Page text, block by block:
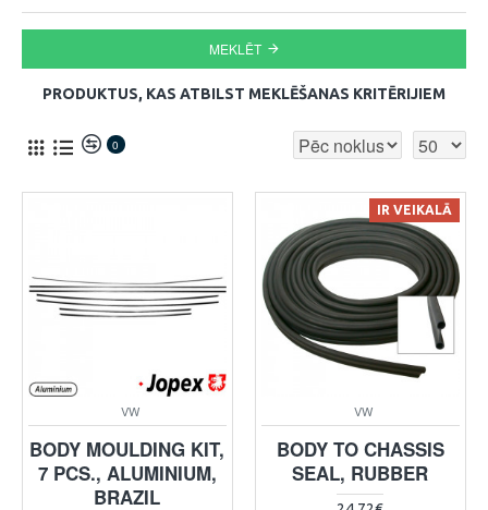
MEKLĒT
PRODUKTUS, KAS ATBILST MEKLĒŠANAS KRITĒRIJIEM
0
VW
BODY MOULDING KIT,
7 PCS., ALUMINIUM,
BRAZIL
IR VEIKALĀ
VW
BODY TO CHASSIS
SEAL, RUBBER